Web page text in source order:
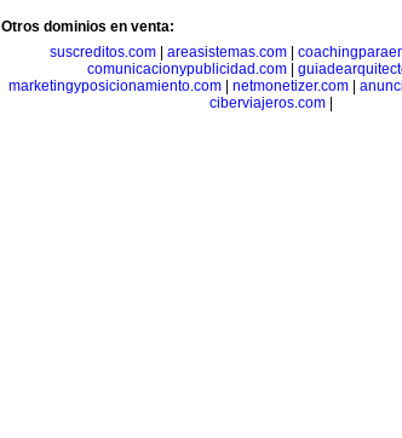
Otros dominios en venta:
suscreditos.com
areasistemas.com
comunicacionypublicidad.com
marketingyposicionamiento.com| netmonetizer.com|
ciberviajeros.com